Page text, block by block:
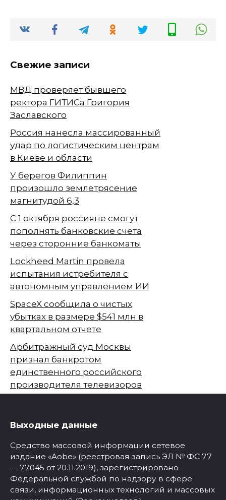
Свежие записи
МВД проверяет бывшего
ректора ГИТИСа Григория
Заславского
Россия нанесла массированный
удар по логистическим центрам
в Киеве и области
У берегов Филиппин
произошло землетрясение
магнитудой 6,3
С 1 октября россияне смогут
пополнять банковские счета
через сторонние банкоматы
Lockheed Martin провела
испытания истребителя с
автономным управлением ИИ
SpaceX сообщила о чистых
убытках в размере $541 млн в
квартальном отчете
Арбитражный суд Москвы
признал банкротом
единственного российского
производителя телевизоров
Выходные данные
Средство массовой информации сетевое
издание «Aobe» (реестровая запись ЭЛ № ФС 77
— 77045 от 20.11.2019), зарегистрировано
Федеральной службой по надзору в сфере
связи, информационных технологий и массовых